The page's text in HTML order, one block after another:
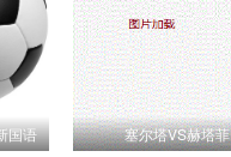
国语 塞尔塔VS赫塔菲